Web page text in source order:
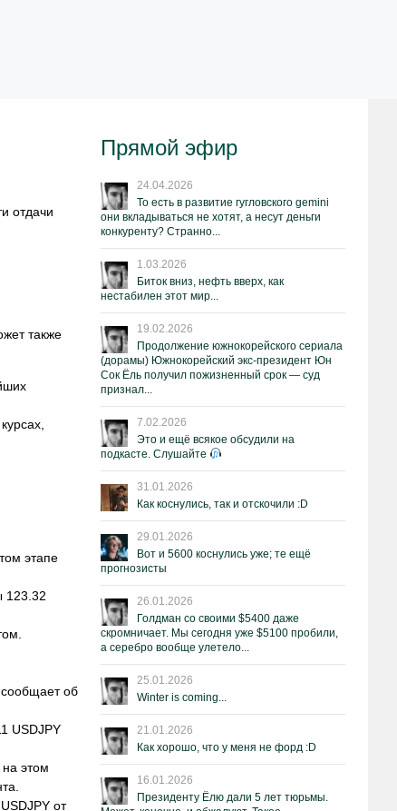
отдачи
также
этапе
123.32
об
USDJPY
этом
от
Прямой эфир
24.04.2026
То есть в развитие гугловского gemini
они вкладываться не хотят, а несут деньги
конкуренту? Странно...
1.03.2026
Биток вниз, нефть вверх, как
нестабилен этот мир...
19.02.2026
Продолжение южнокорейского сериала
(дорамы) Южнокорейский экс-президент Юн
Сок Ёль получил пожизненный срок — суд
признал...
7.02.2026
Это и ещё всякое обсудили на
подкасте. Слушайте
31.01.2026
Как коснулись, так и отскочили :D
29.01.2026
Вот и 5600 коснулись уже; те ещё
прогнозисты
26.01.2026
Голдман со своими $5400 даже
скромничает. Мы сегодня уже $5100 пробили,
а серебро вообще улетело...
25.01.2026
Winter is coming...
21.01.2026
Как хорошо, что у меня не форд :D
16.01.2026
Президенту Ёлю дали 5 лет тюрьмы.